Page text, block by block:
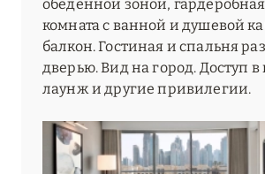
обеденной зоной,
комната с ванной и душевой
балкон. Гостиная и спальня
дверью. Вид на город. Доступ
лаунж и другие привилегии.